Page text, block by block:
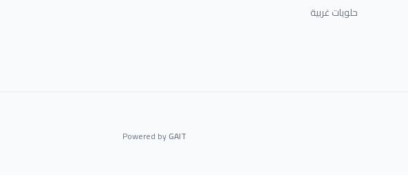
حلويات غربية
Powered byGAIT